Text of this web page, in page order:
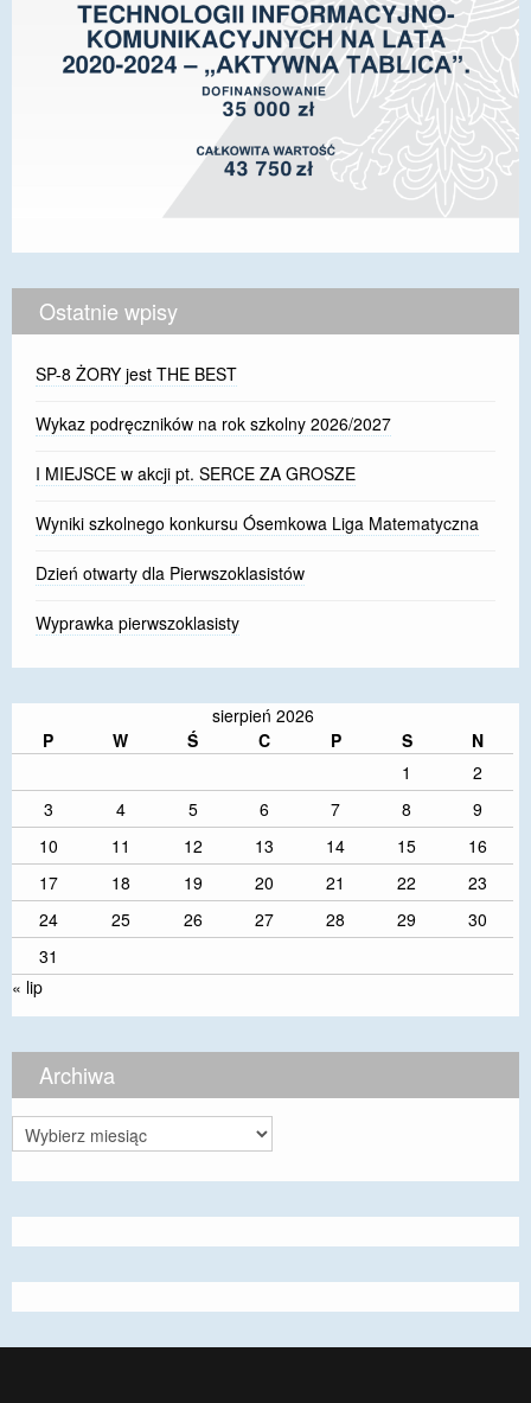
Ostatnie wpisy
SP-8 ŻORY jest THE BEST
Wykaz podręczników na rok szkolny 2026/2027
I MIEJSCE w akcji pt. SERCE ZA GROSZE
Wyniki szkolnego konkursu Ósemkowa Liga Matematyczna
Dzień otwarty dla Pierwszoklasistów
Wyprawka pierwszoklasisty
sierpień 2026
P
W Ś C P S
N
1
2
3
4 5 6 7 8
9
10
11 12 13 14 15
16
17
18 19 20 21 22
23
24
25 26 27 28 29
30
31
« lip
Archiwa
Archiwa